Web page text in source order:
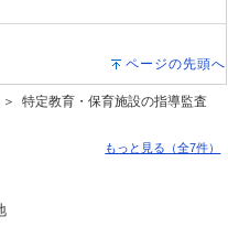
ページの先頭へ
＞ 特定教育・保育施設の指導監査
もっと見る（全7件）